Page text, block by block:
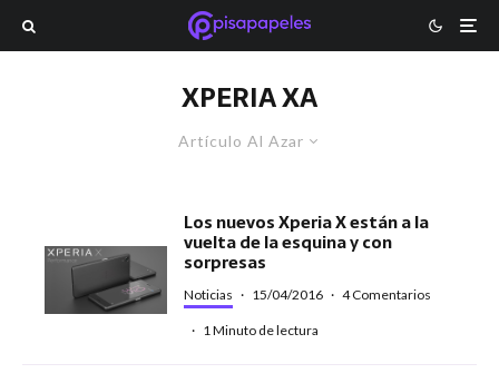
XPERIA XA
Artículo Al Azar
Los nuevos Xperia X están a la
vuelta de la esquina y con
sorpresas
Noticias · 15/04/2016 · 4 Comentarios
· 1 Minuto de lectura